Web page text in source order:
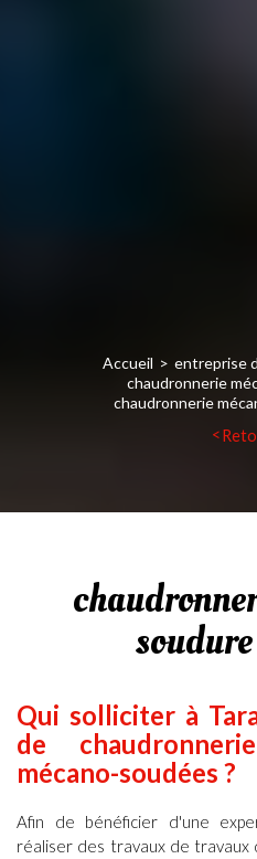
Accueil
entreprise
chaudronnerie
chaudronnerie
Qui solliciter à
de
mécano-soudées ?
Afin de bénéficier d'une
réaliser des travaux de travaux